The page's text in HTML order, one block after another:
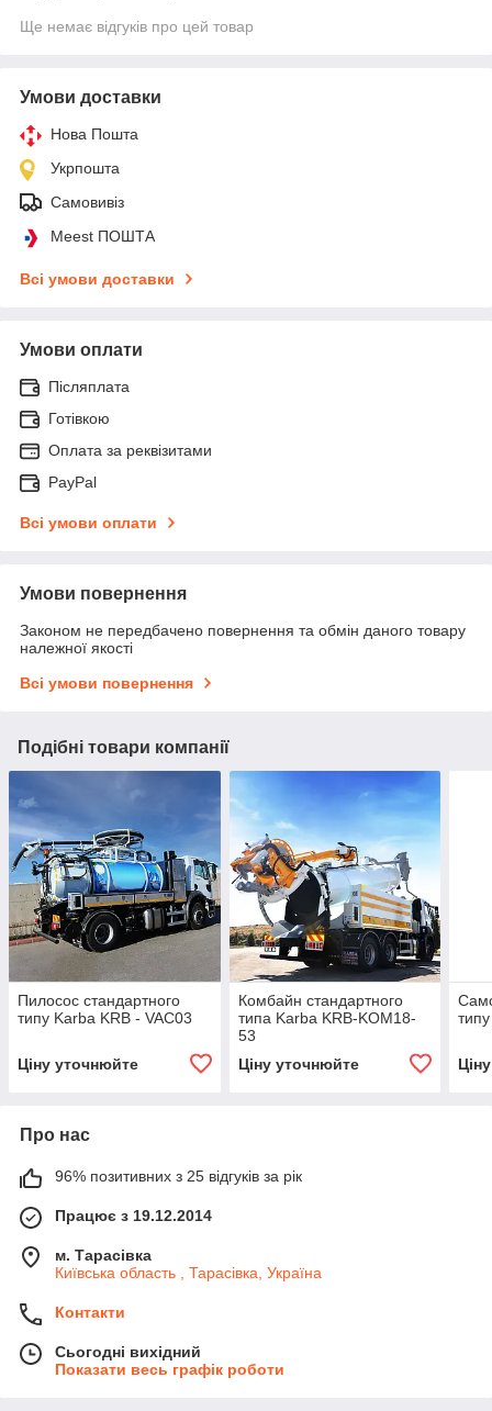
Ще немає відгуків про цей товар
Умови доставки
Нова Пошта
Укрпошта
Самовивіз
Meest ПОШТА
Всі умови доставки
Умови оплати
Післяплата
Готівкою
Оплата за реквізитами
PayPal
Всі умови оплати
Умови повернення
Законом не передбачено повернення та обмін даного товару
належної якості
Всі умови повернення
Подібні товари компанії
Пилосос стандартного
типу Karba KRB - VAC03
Ціну уточнюйте
Комбайн стандартного
типа Karba KRB-KOM18-
53
Ціну уточнюйте
Про нас
96% позитивних з 25 відгуків за рік
Працює з 19.12.2014
м. Тарасівка
Київська область , Тарасівка, Україна
Контакти
Сьогодні вихідний
Показати весь графік роботи